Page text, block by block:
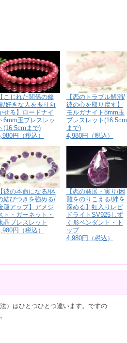
【こじれた関係の修
/好きな人を振り向
せる】ロードナイ
6mm玉ブレスレッ
(16.5cmまで)
円（税込）
【恋のトラブル解消/
彼の心を取り戻す】
モルガナイト8mm玉
ブレスレット(16.5cm
まで)
4,980円（税込）
【彼の本命になる/体
結びつきを強める/
運アップ】アメジ
ト・ガーネット・
晶ブレスレット
円（税込）
【恋の発展・実り/困
難をのりこえる/絆を
深める】虹入りレピ
ドライトSV925しず
く形ペンダント・ト
ップ
4,980円（税込）
）はひとつひとつ違います。ですの